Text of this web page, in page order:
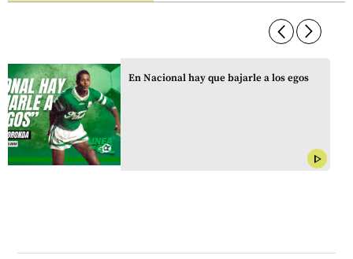
arrow_forward_ios
En Nacional hay que bajarle a los egos
play_arrow
arrow_forward_ios